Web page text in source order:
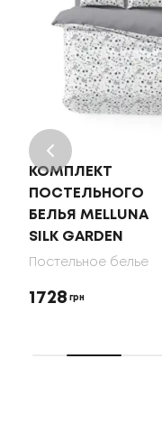
КОМПЛЕКТ
ПОСТЕЛЬНОГО
БЕЛЬЯ MELLUNA
SILK GARDEN
Постельное белье
1728 грн